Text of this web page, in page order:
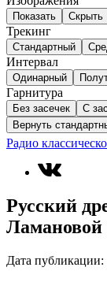
Показать Скрыть
Трекинг
Стандартный
Интервал
Одинарный
Гарнитура
Без засечек
С
Вернуть
Радио
Русский
Ламановой
Дата публикации: